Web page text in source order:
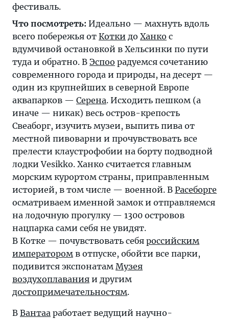
фестиваль.
Что посмотреть: Идеально — махнуть вдоль
всего побережья от Котки до Ханко с
вдумчивой остановкой в Хельсинки по пути
туда и обратно. В Эспоо радуемся сочетанию
современного города и природы, на десерт —
один из крупнейших в северной Европе
аквапарков — Серена. Исходить пешком (а
иначе — никак) весь остров-крепость
Свеаборг, изучить музеи, выпить пива от
местной пивоварни и прочувствовать все
прелести клаустрофобии на борту подводной
лодки Vesikko. Ханко считается главным
морским курортом страны, приправленным
историей, в том числе — военной. В Расеборге
осматриваем именной замок и отправляемся
на лодочную прогулку — 1300 островов
нацпарка сами себя не увидят.
В Котке — почувствовать себя российским
императором в отпуске, обойти все парки,
подивится экспонатам Музея
воздухоплавания и другим
достопримечательностям.
В Вантаа работает ведущий научно-